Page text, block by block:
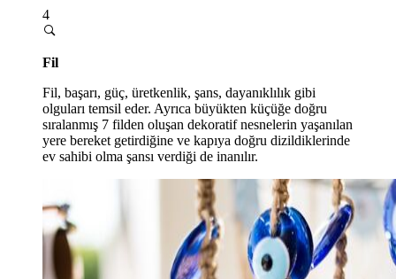
4
Fil
Fil, başarı, güç, üretkenlik, şans, dayanıklılık gibi
olguları temsil eder. Ayrıca büyükten küçüğe doğru
sıralanmış 7 filden oluşan dekoratif nesnelerin yaşanılan
yere bereket getirdiğine ve kapıya doğru dizildiklerinde
ev sahibi olma şansı verdiği de inanılır.